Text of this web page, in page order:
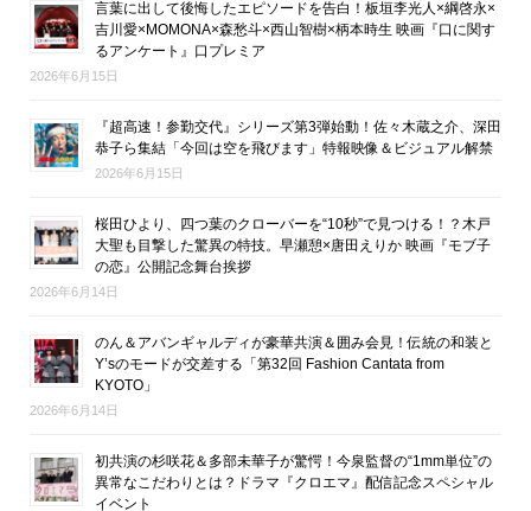
言葉に出して後悔したエピソードを告白！板垣李光人×綱啓永×
吉川愛×MOMONA×森愁斗×西山智樹×柄本時生 映画『口に関す
るアンケート』口プレミア
2026年6月15日
『超高速！参勤交代』シリーズ第3弾始動！佐々木蔵之介、深田
恭子ら集結「今回は空を飛びます」特報映像＆ビジュアル解禁
2026年6月15日
桜田ひより、四つ葉のクローバーを“10秒”で見つける！？木戸
大聖も目撃した驚異の特技。早瀬憩×唐田えりか 映画『モブ子
の恋』公開記念舞台挨拶
2026年6月14日
のん＆アバンギャルディが豪華共演＆囲み会見！伝統の和装と
Y’sのモードが交差する「第32回 Fashion Cantata from
KYOTO」
2026年6月14日
初共演の杉咲花＆多部未華子が驚愕！今泉監督の“1mm単位”の
異常なこだわりとは？ドラマ『クロエマ』配信記念スペシャル
イベント